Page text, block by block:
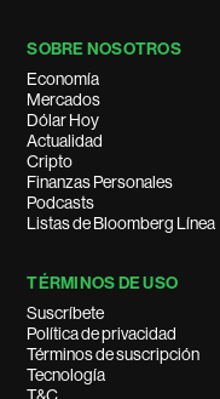
SOBRE NOSOTROS
Economía
Mercados
Dólar Hoy
Actualidad
Cripto
Finanzas Personales
Podcasts
Listas de Bloomberg Línea
TÉRMINOS DE USO
Suscríbete
Política de privacidad
Términos de suscripción
Tecnología